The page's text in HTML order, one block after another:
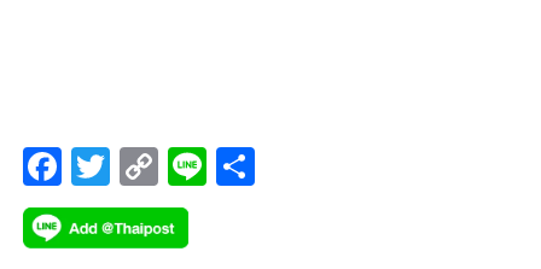
F
ac
e
T
wi
tt
C
o
p
Li